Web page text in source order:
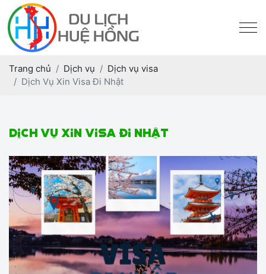
Trang chủ Dịch vụ
Dịch vụ visa
Dịch Vụ Xin Visa Đi Nhật
Dịch Vụ Xin Visa Đi Nhật